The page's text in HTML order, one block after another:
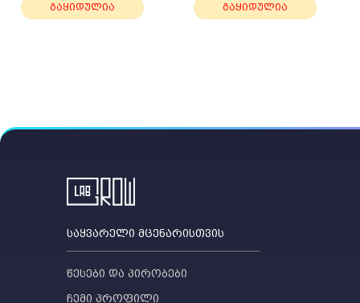
გაყიდულია გაყიდულია
საყვარელი მცენარისთვის
წესები და პირობები
ჩემი პროფილი